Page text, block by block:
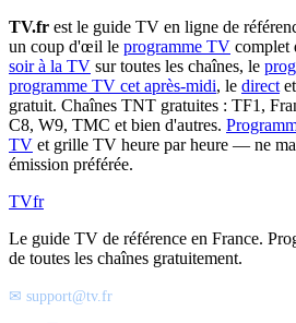
TV.fr est le guide TV en ligne de
un coup d'œil le programme TV complet
soir à la TV sur toutes les chaînes, le
programme TV cet après-midi, le direct
gratuit. Chaînes TNT gratuites : TF1,
C8, W9, TMC et bien d'autres.
TV et grille TV heure par heure — ne
émission préférée.
TVfr
Le guide TV de référence en France.
de toutes les chaînes gratuitement.
✉ support@tv.fr